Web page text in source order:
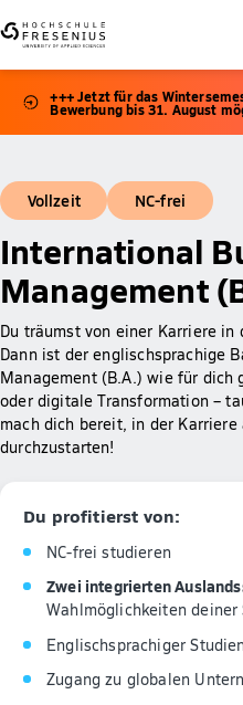
+++ Jetzt für das
Bewerbung bis 31. August
Vollzeit NC-frei
International
Management
Du träumst von einer Karriere
Dann ist der englischsprachige
Management (B.A.) wie für dich
oder digitale Transformation –
mach dich bereit, in der
durchzustarten!
Du profitierst von:
NC-frei studieren
Zwei integrierten
Wahlmöglichkeiten deiner
Englischsprachiger
Zugang zu globalen